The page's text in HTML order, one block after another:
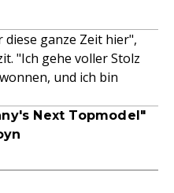
ganze Zeit hier",
"Ich gehe voller Stolz
und ich bin
Next Topmodel"